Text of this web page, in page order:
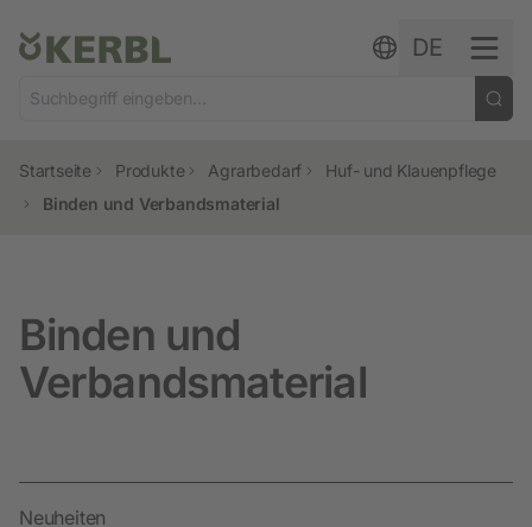
DE
Startseite Produkte Agrarbedarf
Huf- und Klauenpflege
Binden und Verbandsmaterial
Binden und
Verbandsmaterial
Neuheiten